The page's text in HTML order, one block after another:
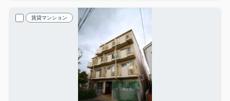
賃貸マンション